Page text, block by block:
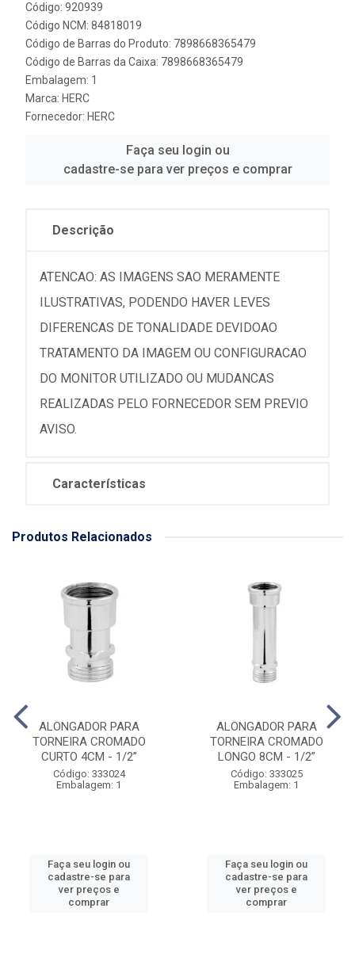
Código: 920939
Código NCM: 84818019
Código de Barras do Produto: 7898668365479
Código de Barras da Caixa: 7898668365479
Embalagem: 1
Marca: HERC
Fornecedor: HERC
Faça seu login ou
cadastre-se para ver preços e comprar
Descrição
ATENCAO: AS IMAGENS SAO MERAMENTE
ILUSTRATIVAS, PODENDO HAVER LEVES
DIFERENCAS DE TONALIDADE DEVIDOAO
TRATAMENTO DA IMAGEM OU CONFIGURACAO
DO MONITOR UTILIZADO OU MUDANCAS
REALIZADAS PELO FORNECEDOR SEM PREVIO
AVISO.
Características
Produtos Relacionados
ALONGADOR PARA
TORNEIRA CROMADO
CURTO 4CM - 1/2”
Código: 333024
Embalagem: 1
Faça seu login ou
cadastre-se para
ver preços e
comprar
ALONGADOR PARA
TORNEIRA CROMADO
LONGO 8CM - 1/2”
Código: 333025
Embalagem: 1
Faça seu login ou
cadastre-se para
ver preços e
comprar